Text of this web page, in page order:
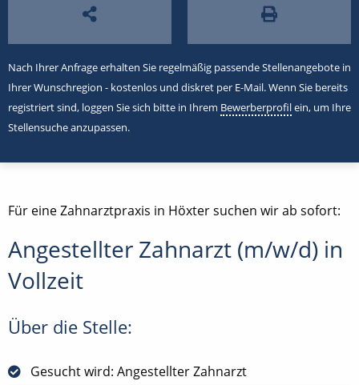
Nach Ihrer Anfrage erhalten Sie regelmäßig passende Stellenangebote in
Ihrer Wunschregion - kostenlos und diskret per E-Mail. Wenn Sie bereits
registriert sind, loggen Sie sich bitte in Ihrem Bewerberprofilein, um Ihre
Stellensuche anzupassen.
Für eine Zahnarztpraxis in Höxter suchen wir ab sofort:
Angestellter Zahnarzt (m/w/d) in
Vollzeit
Über die Stelle:
Gesucht wird: Angestellter Zahnarzt